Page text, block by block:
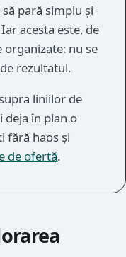
pară simplu și
acesta este, de
nu se
rezultatul.
liniilor de
deja în plan o
fără haos și
de ofertă.